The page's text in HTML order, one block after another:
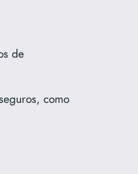
de
como